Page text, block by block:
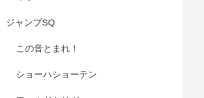
ジャンプSQ
この音とまれ！
ショーハショーテン